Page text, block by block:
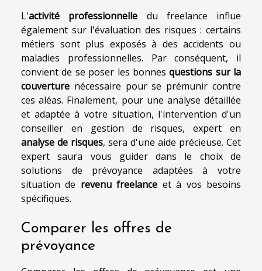
L'activité professionnelle du freelance influe
également sur l'évaluation des risques : certains
métiers sont plus exposés à des accidents ou
maladies professionnelles. Par conséquent, il
convient de se poser les bonnesquestions sur la
couverture nécessaire pour se prémunir contre
ces aléas. Finalement, pour une analyse détaillée
et adaptée à votre situation, l'intervention d'un
conseiller en gestion de risques, expert en
analyse de risques, sera d'une aide précieuse. Cet
expert saura vous guider dans le choix de
solutions de prévoyance adaptées à votre
situation de revenu freelance et à vos besoins
spécifiques.
Comparer les offres de
prévoyance